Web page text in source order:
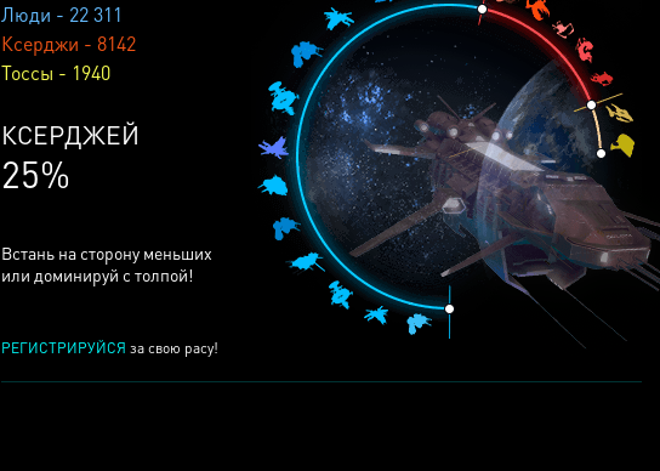
Люди - 22 311
Ксерджи - 8142
Тоссы - 1940
КСЕРДЖЕЙ
25%
Встань на сторону меньших
или доминируй с толпой!
РЕГИСТРИРУЙСЯ за свою расу!